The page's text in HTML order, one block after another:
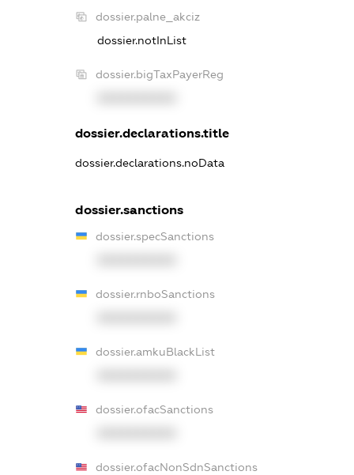
dossier.palne_akciz
dossier.notInList
dossier.bigTaxPayerReg
dossier.declarations.title
dossier.declarations.noData
dossier.sanctions
dossier.specSanctions
dossier.rnboSanctions
dossier.amkuBlackList
dossier.ofacSanctions
dossier.ofacNonSdnSanctions